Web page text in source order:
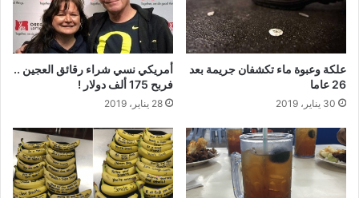
علكة وعبوة ماء تكشفان جريمة بعد
26 عاما
30 يناير، 2019
أمريكي نسي شراء رقائق العجين ..
فربح 175 ألف دولار !
28 يناير، 2019